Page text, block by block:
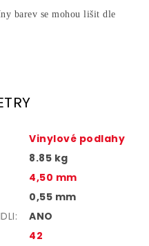
barev se mohou lišit dle
Vinylové podlahy
8.85 kg
4,50 mm
0,55 mm
:
ANO
42